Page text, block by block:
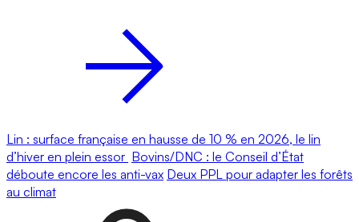
Lin : surface française en hausse de 10 % en 2026, le lin
d’hiver en plein essor Bovins/DNC : le Conseil d’État
déboute encore les anti-vax Deux PPL pour adapter les forêts
au climat